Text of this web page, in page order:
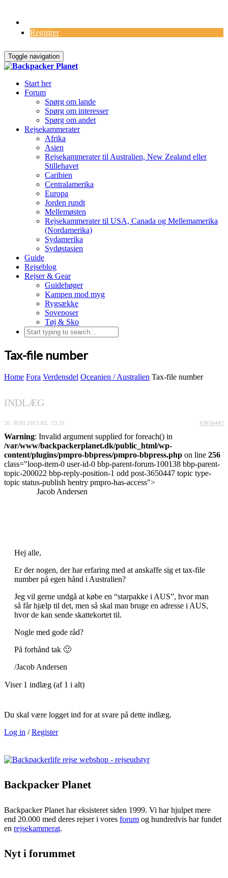
Registrer
Toggle navigation
Start her
Forum
Spørg om lande
Spørg om interesser
Spørg om andet
Rejsekammerater
Afrika
Asien
Rejsekammerater til Australien, New Zealand eller
Stillehavet
Caribien
Centralamerika
Europa
Jorden rundt
Mellemøsten
Rejsekammerater til USA, Canada og Mellemamerika
(Nordamerika)
Sydamerika
Sydøstasien
Guide
Rejseblog
Rejser & Gear
Guidebøger
Kampen mod myg
Rygsække
Soveposer
Tøj & Sko
Tax-file number
Home Fora Verdensdel Oceanien / Australien Tax-file number
INDLÆG
26. JUNI 2015 KL. 15:31 #3650447
Warning: Invalid argument supplied for foreach() in
/var/www/backpackerplanet.dk/public_html/wp-
content/plugins/pmpro-bbpress/pmpro-bbpress.php on line 256
class="loop-item-0 user-id-0 bbp-parent-forum-100138 bbp-parent-
topic-200022 bbp-reply-position-1 odd post-3650447 topic type-
topic status-publish hentry pmpro-has-access">
Jacob Andersen
Hej alle,
Er der nogen, der har erfaring med at anskaffe sig et tax-file
number på egen hånd i Australien?
Jeg vil gerne undgå at købe en “starpakke i AUS”, hvor man
så får hjælp til det, men så skal man bruge en adresse i AUS,
hvor de kan sende skattekortet til.
Nogle med gode råd?
På forhånd tak 🙂
/Jacob Andersen
Viser 1 indlæg (af 1 i alt)
Du skal være logget ind for at svare på dette indlæg.
Log in /Register
Backpacker Planet
Backpacker Planet har eksisteret siden 1999. Vi har hjulpet mere
end 20.000 med deres rejser i vores forum og hundredvis har fundet
en rejsekammerat.
Nyt i forummet